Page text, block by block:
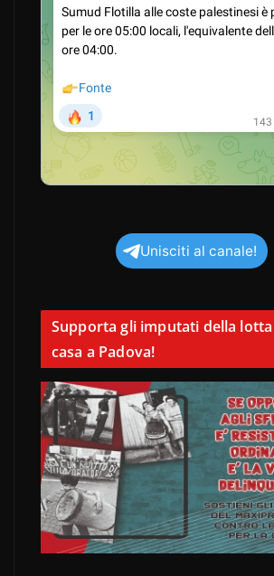
Unisciti al canale!
Supporta gli imputati della
casa a Padova!